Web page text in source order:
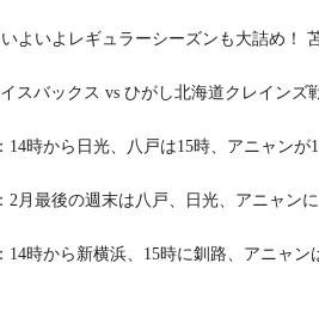
いよいよレギュラーシーズンも大詰め！
スバックス vs ひがし北海道クレイン
14時から日光、八戸は15時、アニャンが
2月最後の週末は八戸、日光、アニャンに
14時から新横浜、15時に釧路、アニャン